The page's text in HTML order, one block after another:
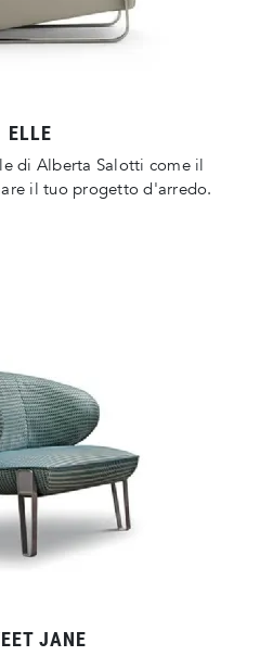
ELLE
di Alberta Salotti come il
il tuo progetto d'arredo.
JANE